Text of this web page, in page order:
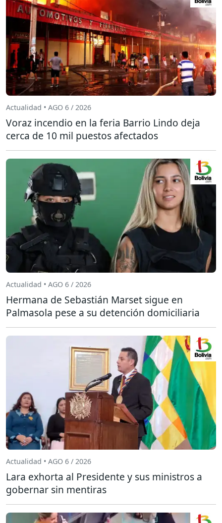
Actualidad • AGO 6 / 2026
Voraz incendio en la feria Barrio Lindo deja
cerca de 10 mil puestos afectados
Actualidad • AGO 6 / 2026
Hermana de Sebastián Marset sigue en
Palmasola pese a su detención domiciliaria
Actualidad • AGO 6 / 2026
Lara exhorta al Presidente y sus ministros a
gobernar sin mentiras